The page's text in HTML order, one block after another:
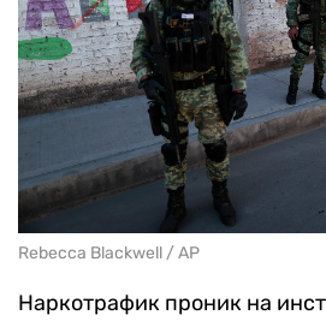
Rebecca Blackwell / AP
Наркотрафик проник на